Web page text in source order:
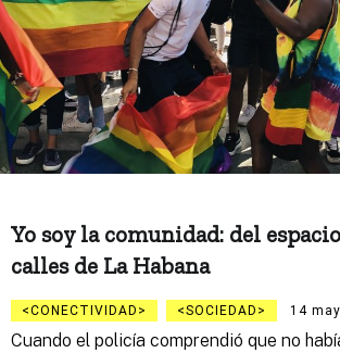
Yo soy la comunidad: del
calles de La Habana
CONECTIVIDAD SOCIEDAD 14
Cuando el policía comprendió que no